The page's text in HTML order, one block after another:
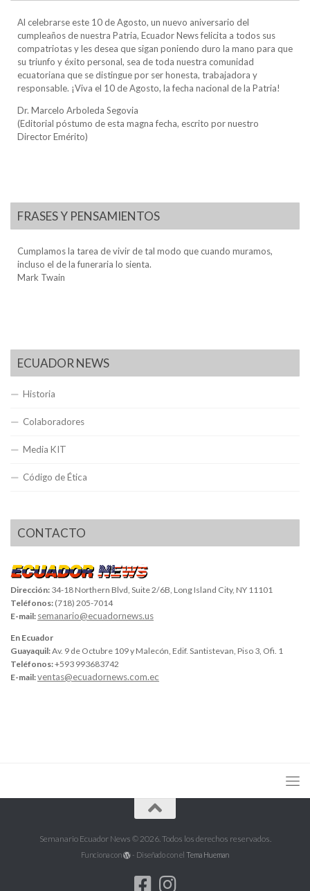
Al celebrarse este 10 de Agosto, un nuevo aniversario del
cumpleaños de nuestra Patria, Ecuador News felicita a todos sus
compatriotas y les desea que sigan poniendo duro la mano para que
su triunfo y éxito personal, sea de toda nuestra comunidad
ecuatoriana que se distingue por ser honesta, trabajadora y
responsable. ¡Viva el 10 de Agosto, la fecha nacional de la Patria!
Dr. Marcelo Arboleda Segovia
(Editorial póstumo de esta magna fecha, escrito por nuestro
Director Emérito)
FRASES Y PENSAMIENTOS
Cumplamos la tarea de vivir de tal modo que cuando muramos,
incluso el de la funeraria lo sienta.
Mark Twain
ECUADOR NEWS
Historia
Colaboradores
Media KIT
Código de Ética
CONTACTO
Dirección: 34-18 Northern Blvd, Suite 2/6B, Long Island City, NY 11101
Teléfonos: (718) 205-7014
E-mail: semanario@ecuadornews.us
En Ecuador
Guayaquil:Av. 9 de Octubre 109 y Malecón, Edif. Santistevan, Piso 3, Ofi. 1
Teléfonos:+593 993683742
E-mail:ventas@ecuadornews.com.ec
Semanario Ecuador News © 2026. Todos los derechos reservados.
Funciona con - Diseñado con el Tema Hueman